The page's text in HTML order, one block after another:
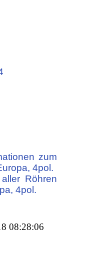
zum
4pol.
Röhren
4pol.
08:28:06